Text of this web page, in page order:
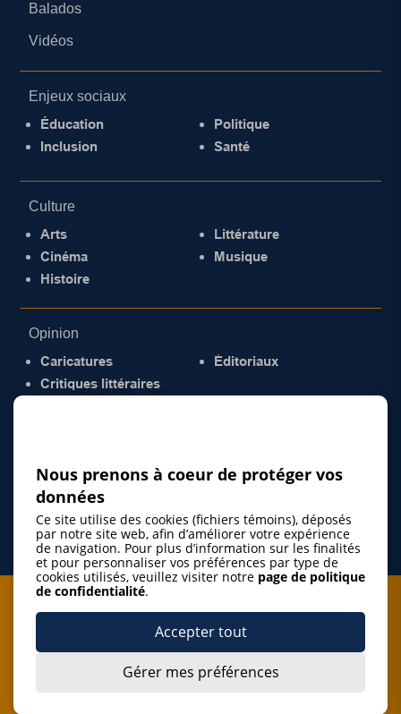
Balados
Vidéos
Enjeux sociaux
Éducation
Inclusion
Politique
Santé
Culture
Arts
Cinéma
Histoire
Littérature
Musique
Opinion
Caricatures
Critiques littéraires
Éditoriaux
Je m'abonne à l'infolettre
J’accepte de m’abonner à l’infolettre de La Gazette de la
Nous prenons à coeur de protéger vos
données
Ce site utilise des cookies (fichiers témoins), déposés
par notre site web, afin d’améliorer votre expérience
de navigation. Pour plus d’information sur les finalités
et pour personnaliser vos préférences par type de
cookies utilisés, veuillez visiter notre page de politique
de confidentialité.
Accepter tout
Gérer mes préférences